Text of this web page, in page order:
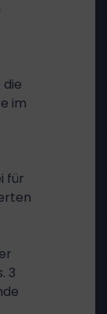
die
im
für
3